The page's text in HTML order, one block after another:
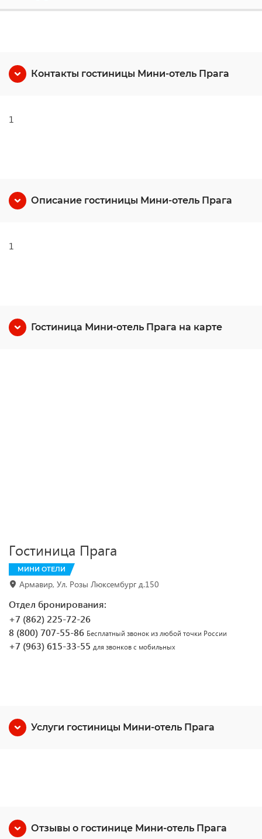
Контакты гостиницы Мини-отель Прага
1
Описание гостиницы Мини-отель Прага
1
Гостиница Мини-отель Прага на карте
Гостиница Прага
МИНИ ОТЕЛИ
Армавир, Ул. Розы Люксембург д.150
Отдел бронирования:
+7 (862) 225-72-26
8 (800) 707-55-86 Бесплатный звонок из любой точки России
+7 (963) 615-33-55 для звонков с мобильных
Услуги гостиницы Мини-отель Прага
Отзывы о гостинице Мини-отель Прага